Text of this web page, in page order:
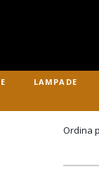
LAMPADE
Ordina